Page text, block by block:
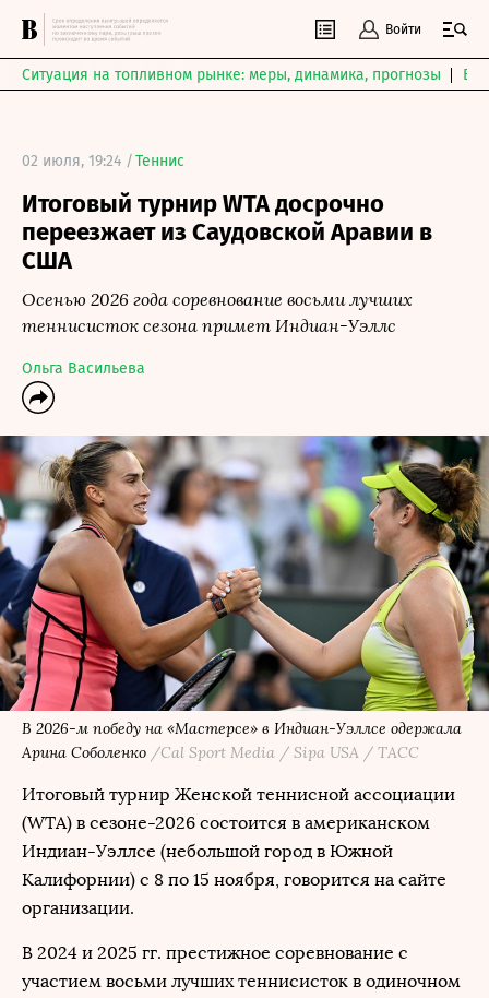
Войти
Ситуация на топливном рынке: меры, динамика, прогнозы
02 июля, 19:24 /Теннис
Итоговый турнир WTA досрочно
переезжает из Саудовской Аравии в
США
Осенью 2026 года соревнование восьми лучших
теннисисток сезона примет Индиан-Уэллс
Ольга Васильева
В 2026-м победу на «Мастерсе» в Индиан-Уэллсе одержала
Арина Соболенко /Cal Sport Media / Sipa USA / ТАСС
Итоговый турнир Женской теннисной ассоциации
(WTA) в сезоне-2026 состоится в американском
Индиан-Уэллсе (небольшой город в Южной
Калифорнии) с 8 по 15 ноября, говорится на сайте
организации.
В 2024 и 2025 гг. престижное соревнование с
участием восьми лучших теннисисток в одиночном